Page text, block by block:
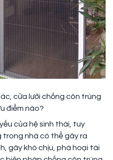
cửa lưới chống côn trùng
điểm nào?
của hệ sinh thái, tuy
trong nhà có thể gây ra
gây khó chịu, phá hoại tài